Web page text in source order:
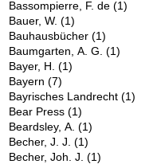
Bassompierre, F. de(1)
Bauer, W.(1)
Bauhausbücher(1)
Baumgarten, A. G.(1)
Bayer, H.(1)
Bayern(7)
Bayrisches Landrecht(1)
Bear Press(1)
Beardsley, A.(1)
Becher, J. J.(1)
Becher, Joh. J.(1)